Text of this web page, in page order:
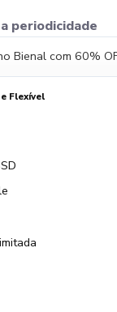
periodicidade
Flexível